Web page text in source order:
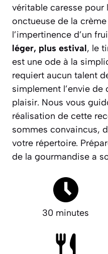
véritable caresse pour
onctueuse de la
l’impertinence d’un
léger, plus estival, le
est une ode à la
requiert aucun talent
simplement l’envie
plaisir. Nous vous
réalisation de cette
sommes convaincus,
votre répertoire.
de la gourmandise a
30 minutes